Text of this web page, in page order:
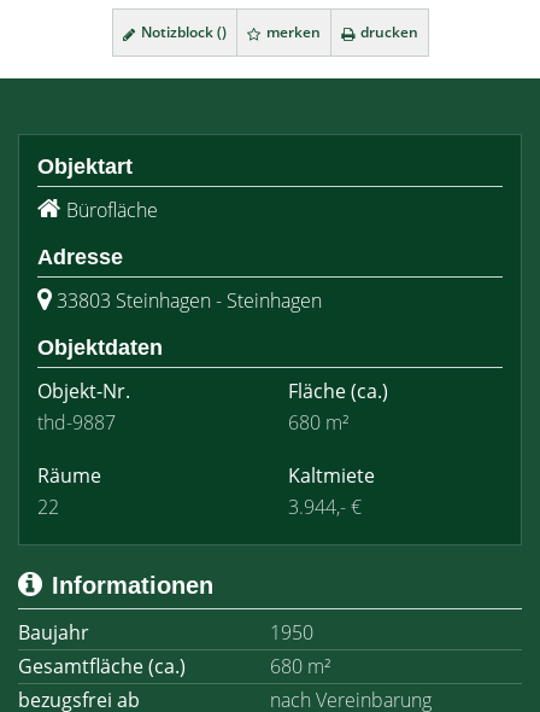
Notizblock () merken drucken
Objektart
Bürofläche
Adresse
33803 Steinhagen - Steinhagen
Objektdaten
Objekt-Nr.
thd-9887
Fläche(ca.)
680 m²
Räume
22
Kaltmiete
3.944,- €
Informationen
Baujahr
1950
Gesamtfläche (ca.)
680 m²
bezugsfrei ab
nach Vereinbarung